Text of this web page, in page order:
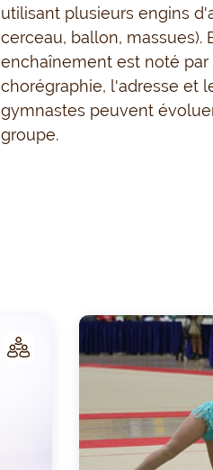
utilisant plusieurs engins
cerceau, ballon, massues).
enchaînement est noté
chorégraphie, l'adresse et
gymnastes peuvent
groupe.